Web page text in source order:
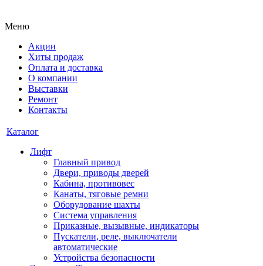
Меню
Акции
Хиты продаж
Оплата и доставка
О компании
Выставки
Ремонт
Контакты
Каталог
Лифт
Главный привод
Двери, приводы дверей
Кабина, противовес
Канаты, тяговые ремни
Оборудование шахты
Система управления
Приказные, вызывные, индикаторы
Пускатели, реле, выключатели
автоматические
Устройства безопасности